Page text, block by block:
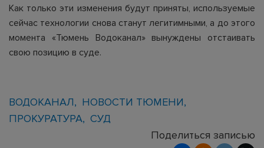
Как только эти изменения будут приняты, используемые
сейчас технологии снова станут легитимными, а до этого
момента «Тюмень Водоканал» вынуждены отстаивать
свою позицию в суде.
ВОДОКАНАЛ
НОВОСТИ ТЮМЕНИ
ПРОКУРАТУРА СУД
Поделиться записью